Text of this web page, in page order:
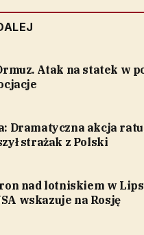
Atak na statek w
Dramatyczna akcja
strażak z Polski
nad lotniskiem w
wskazuje na Rosję